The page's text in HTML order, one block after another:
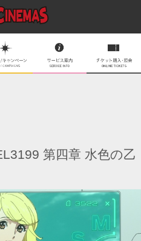
第四章 水色の乙